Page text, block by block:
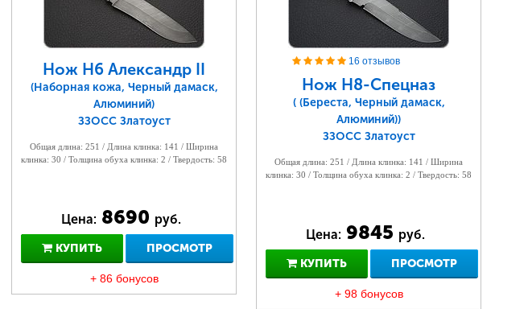
Нож Н6 Александр II
(Наборная кожа, Черный дамаск,
Алюминий)
ЗЗОСС Златоуст
Общая длина: 251 / Длина клинка: 141 / Ширина
клинка: 30 / Толщина обуха клинка: 2 / Твердость: 58
Цена: 8690 руб.
КУПИТЬ ПРОСМОТР
+ 86 бонусов
16 отзывов
Нож Н8-Спецназ
( (Береста, Черный дамаск,
Алюминий))
ЗЗОСС Златоуст
Общая длина: 251 / Длина клинка: 141 / Ширина
клинка: 30 / Толщина обуха клинка: 2 / Твердость: 58
Цена: 9845 руб.
КУПИТЬ ПРОСМОТР
+ 98 бонусов